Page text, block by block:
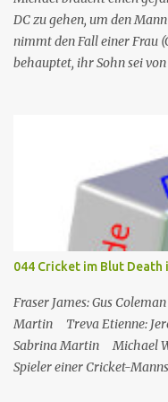
„Frettchengesicht“ Burns
DC zu gehen, um den
nimmt den Fall einer Frau
behauptet, ihr Sohn sei
zu entdecken, dass die
geschickt wurde, um den
den Mann in Sicherheit
der Nähe und nimmt sie
zu springen, anstatt ins
ganze Arbeit umsonst, als
verbrannt hat, nach
titel False Flag
sprachige Erstaus­strahl...
044 Cricket im Blut Death
Fraser James: Gus
Martin Treva Etienne:
Sabrina Martin Michael
Spieler einer Cricket-